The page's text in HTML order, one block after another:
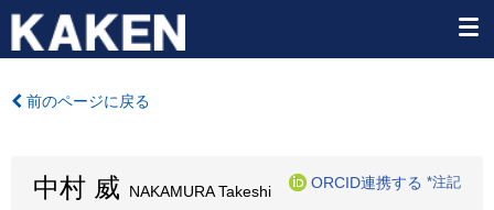
前のページに戻る
中村 威 NAKAMURA Takeshi
ORCID連携する *注記